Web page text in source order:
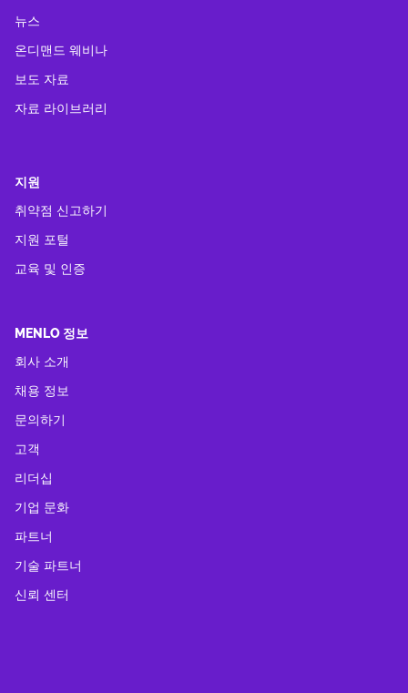
뉴스
온디맨드 웨비나
보도 자료
자료 라이브러리
지원
취약점 신고하기
지원 포털
교육 및 인증
MENLO 정보
회사 소개
채용 정보
문의하기
고객
리더십
기업 문화
파트너
기술 파트너
신뢰 센터